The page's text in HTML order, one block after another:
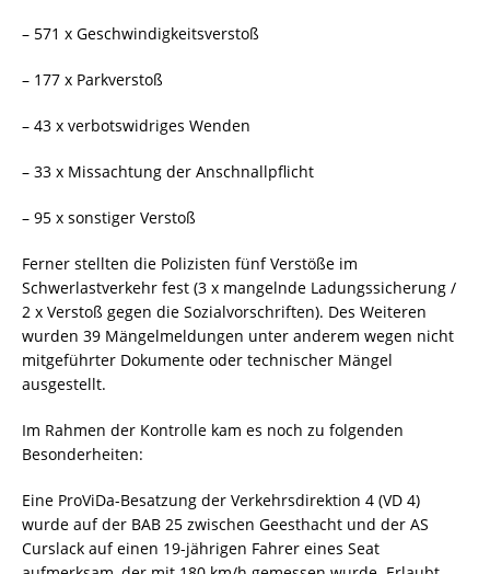
– 571 x Geschwindigkeitsverstoß
– 177 x Parkverstoß
– 43 x verbotswidriges Wenden
– 33 x Missachtung der Anschnallpflicht
– 95 x sonstiger Verstoß
Ferner stellten die Polizisten fünf Verstöße im
Schwerlastverkehr fest (3 x mangelnde Ladungssicherung /
2 x Verstoß gegen die Sozialvorschriften). Des Weiteren
wurden 39 Mängelmeldungen unter anderem wegen nicht
mitgeführter Dokumente oder technischer Mängel
ausgestellt.
Im Rahmen der Kontrolle kam es noch zu folgenden
Besonderheiten:
Eine ProViDa-Besatzung der Verkehrsdirektion 4 (VD 4)
wurde auf der BAB 25 zwischen Geesthacht und der AS
Curslack auf einen 19-jährigen Fahrer eines Seat